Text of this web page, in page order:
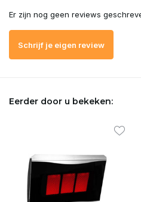
Er zijn nog geen reviews
Schrijf je eigen review
Eerder door u bekeken: